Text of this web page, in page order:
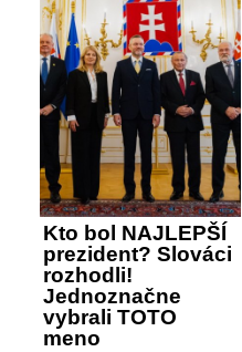
Kto bol NAJLEPŠÍ
prezident? Slováci
rozhodli!
Jednoznačne
vybrali TOTO
meno